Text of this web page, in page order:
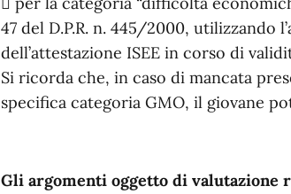
47 del D.P.R. n. 445/2000, utilizzando
dell’attestazione ISEE in corso di
Si ricorda che, in caso di mancata
specifica categoria GMO, il giovane
Gli argomenti oggetto di valutazione